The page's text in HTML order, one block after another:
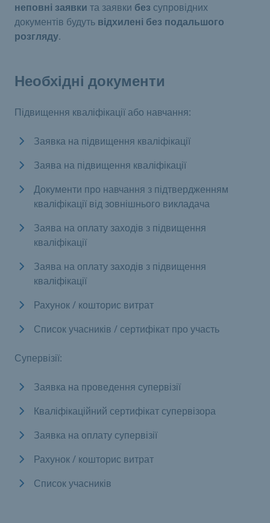
неповні заявки та заявки без супровідних
документів будуть відхилені без подальшого
розгляду.
Необхідні документи
Підвищення кваліфікації або навчання:
Заявка на підвищення кваліфікації
Заява на підвищення кваліфікації
Документи про навчання з підтвердженням
кваліфікації від зовнішнього викладача
Заява на оплату заходів з підвищення
кваліфікації
Заява на оплату заходів з підвищення
кваліфікації
Рахунок / кошторис витрат
Список учасників / сертифікат про участь
Супервізії:
Заявка на проведення супервізії
Кваліфікаційний сертифікат супервізора
Заявка на оплату супервізії
Рахунок / кошторис витрат
Список учасників